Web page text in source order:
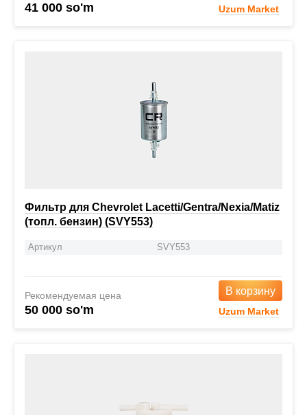
41 000 so'm Uzum Market
Фильтр для Chevrolet Lacetti/Gentra/Nexia/Matiz
(топл. бензин) (SVY553)
Артикул SVY553
Рекомендуемая цена
50 000 so'm
В корзину
Uzum Market